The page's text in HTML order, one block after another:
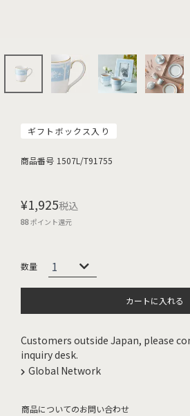
ギフトボックス入り
商品番号 1507L/T91755
¥1,925税込
88ポイント還元
カートに入れる
Customers outside Japan, please
inquiry desk.
Global Network
商品についてのお問い合わせ